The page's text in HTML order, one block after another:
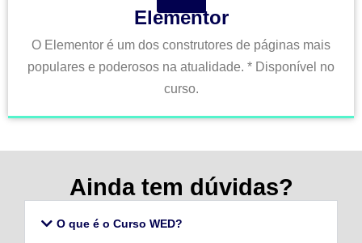
Elementor
O Elementor é um dos construtores de páginas mais
populares e poderosos na atualidade. * Disponível no
curso.
Ainda tem dúvidas?
O que é o Curso WED?